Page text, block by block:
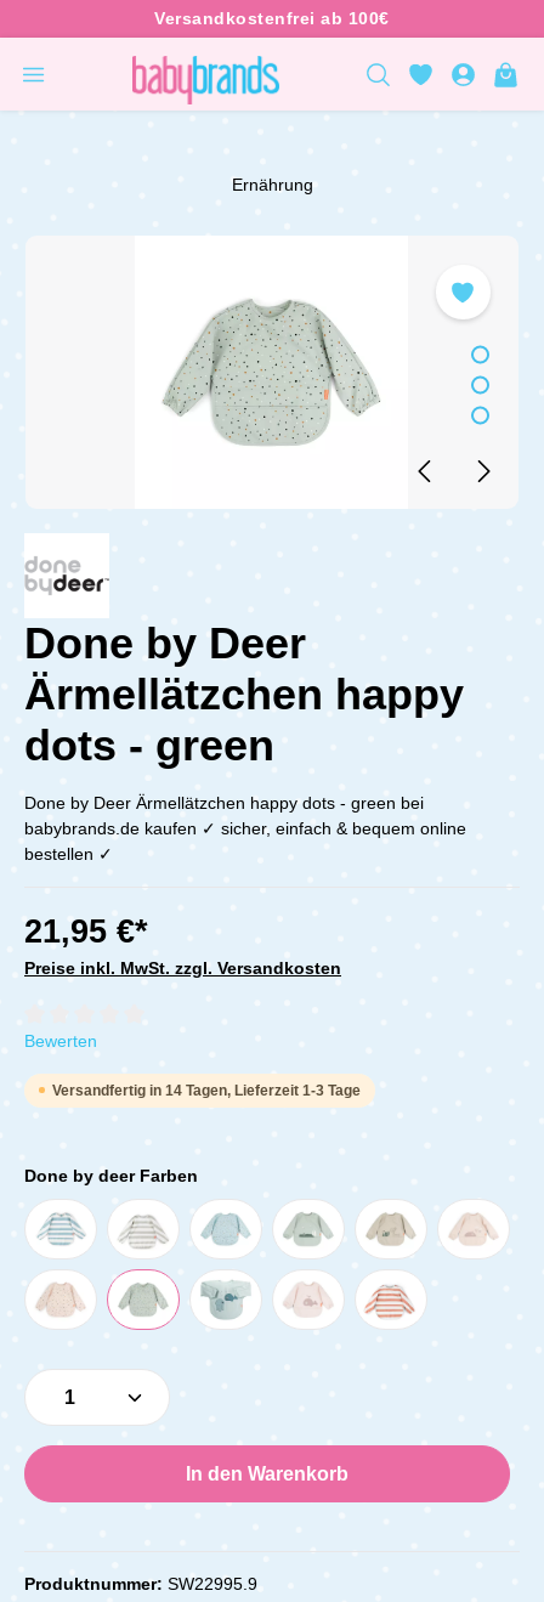
Ernährung
Done by Deer
Ärmellätzchen happy
dots - green
Done by Deer Ärmellätzchen happy dots - green bei
babybrands.de kaufen ✓ sicher, einfach & bequem online
bestellen ✓
21,95 €*
Preise inkl. MwSt. zzgl. Versandkosten
Durchschnittliche Bewertung von 0 von 5 Sternen
Bewerten
Versandfertig in 14 Tagen, Lieferzeit 1-3 Tage
Done by deer Farben
Produkt Anzahl: Gib den gewünschten
In den Warenkorb
Produktnummer: SW22995.9